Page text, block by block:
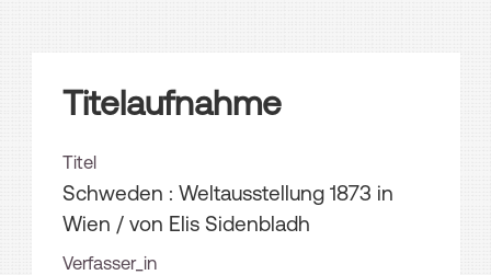
Titelaufnahme
Titel
Schweden : Weltausstellung 1873 in
Wien / von Elis Sidenbladh
Verfasser_in